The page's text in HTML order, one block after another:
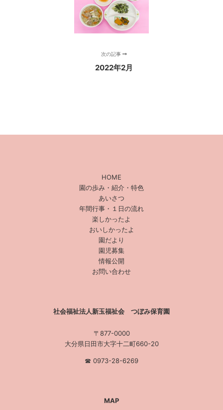
次の記事
2022年2月
HOME
園の歩み・紹介・特色
あいさつ
年間行事・１日の流れ
楽しかったよ
おいしかったよ
園だより
園児募集
情報公開
お問い合わせ
社会福祉法人新玉福祉会 つぼみ保育園
〒877-0000
大分県日田市大字十二町660-20
☎︎ 0973-28-6269
MAP